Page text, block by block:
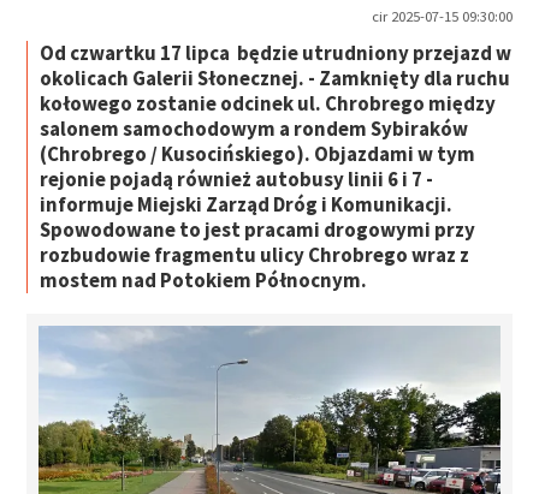
cir 2025-07-15 09:30:00
Od czwartku 17 lipca będzie utrudniony przejazd w
okolicach Galerii Słonecznej. - Zamknięty dla ruchu
kołowego zostanie odcinek ul. Chrobrego między
salonem samochodowym a rondem Sybiraków
(Chrobrego / Kusocińskiego). Objazdami w tym
rejonie pojadą również autobusy linii 6 i 7 -
informuje Miejski Zarząd Dróg i Komunikacji.
Spowodowane to jest pracami drogowymi przy
rozbudowie fragmentu ulicy Chrobrego wraz z
mostem nad Potokiem Północnym.